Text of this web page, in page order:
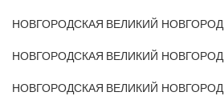
НОВГОРОДСКАЯ ВЕЛИКИЙ НОВГОРОД
НОВГОРОДСКАЯ ВЕЛИКИЙ НОВГОРОД
НОВГОРОДСКАЯ ВЕЛИКИЙ НОВГОРОД